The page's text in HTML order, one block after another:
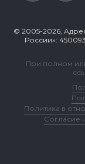
© 2005-2026,
России»:
При полном
Политика в
Согласие